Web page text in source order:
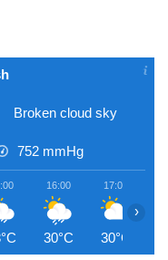
Broken cloud sky
752 mmHg
16:00
30°C
17:00
30°C
›